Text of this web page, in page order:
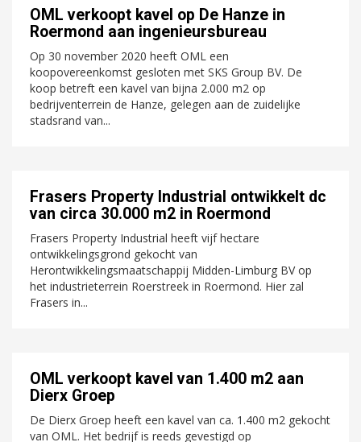
OML verkoopt kavel op De Hanze in
Roermond aan ingenieursbureau
Op 30 november 2020 heeft OML een
koopovereenkomst gesloten met SKS Group BV. De
koop betreft een kavel van bijna 2.000 m2 op
bedrijventerrein de Hanze, gelegen aan de zuidelijke
stadsrand van...
Frasers Property Industrial ontwikkelt dc
van circa 30.000 m2 in Roermond
Frasers Property Industrial heeft vijf hectare
ontwikkelingsgrond gekocht van
Herontwikkelingsmaatschappij Midden-Limburg BV op
het industrieterrein Roerstreek in Roermond. Hier zal
Frasers in...
OML verkoopt kavel van 1.400 m2 aan
Dierx Groep
De Dierx Groep heeft een kavel van ca. 1.400 m2 gekocht
van OML. Het bedrijf is reeds gevestigd op